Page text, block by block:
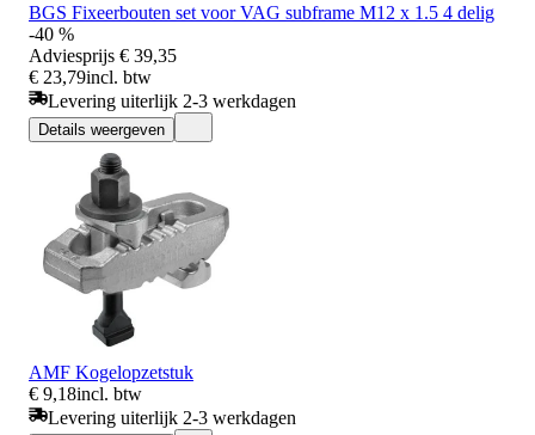
BGS Fixeerbouten set voor VAG subframe M12 x 1.5 4 delig
-40 %
Adviesprijs € 39,35
€ 23,79incl. btw
Levering uiterlijk 2-3 werkdagen
Details weergeven
AMF Kogelopzetstuk
€ 9,18incl. btw
Levering uiterlijk 2-3 werkdagen